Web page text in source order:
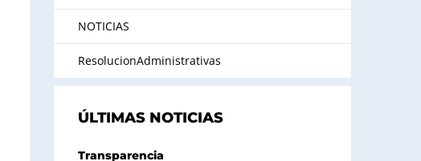
NOTICIAS
ResolucionAdministrativas
ÚLTIMAS NOTICIAS
Transparencia